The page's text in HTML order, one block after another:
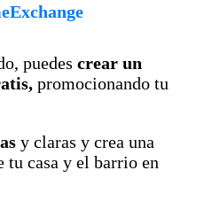
puedes crear un
promocionando tu
y claras y crea una
tu casa y el barrio en